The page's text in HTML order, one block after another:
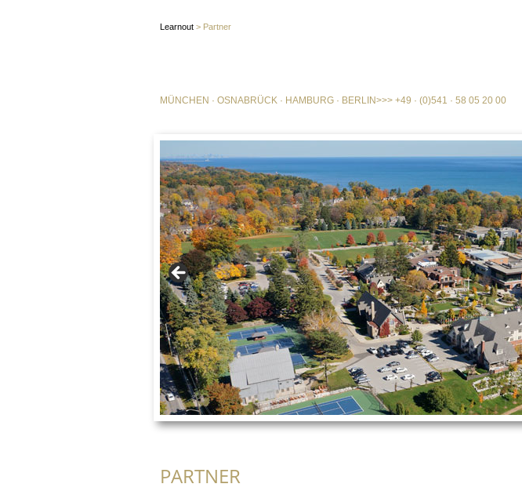
Learnout > Partner
MÜNCHEN · OSNABRÜCK · HAMBURG · BERLIN>>> +49 · (0)541 · 58 05 20 00
PARTNER